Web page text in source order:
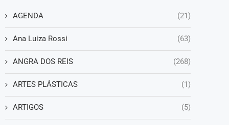
AGENDA (21)
Ana Luiza Rossi (63)
ANGRA DOS REIS (268)
ARTES PLÁSTICAS (1)
ARTIGOS (5)